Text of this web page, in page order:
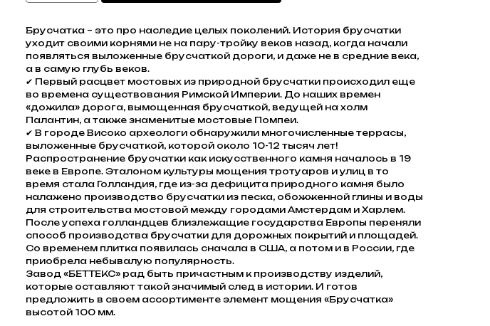
Брусчатка – это про наследие целых поколений. История брусчатки
уходит своими корнями не на пару-тройку веков назад, когда начали
появляться выложенные брусчаткой дороги, и даже не в средние века,
а в самую глубь веков.
✔ Первый расцвет мостовых из природной брусчатки происходил еще
во времена существования Римской Империи. До наших времен
«дожила» дорога, вымощенная брусчаткой, ведущей на холм
Палантин, а также знаменитые мостовые Помпеи.
✔ В городе Високо археологи обнаружили многочисленные террасы,
выложенные брусчаткой, которой около 10-12 тысяч лет!
Распространение брусчатки как искусственного камня началось в 19
веке в Европе. Эталоном культуры мощения тротуаров и улиц в то
время стала Голландия, где из-за дефицита природного камня было
налажено производство брусчатки из песка, обожженной глины и воды
для строительства мостовой между городами Амстердам и Харлем.
После успеха голландцев близлежащие государства Европы переняли
способ производства брусчатки для дорожных покрытий и площадей.
Со временем плитка появилась сначала в США, а потом и в России, где
приобрела небывалую популярность.
Завод «БЕТТЕКС» рад быть причастным к производству изделий,
которые оставляют такой значимый след в истории. И готов
предложить в своем ассортименте элемент мощения «Брусчатка»
высотой 100 мм.